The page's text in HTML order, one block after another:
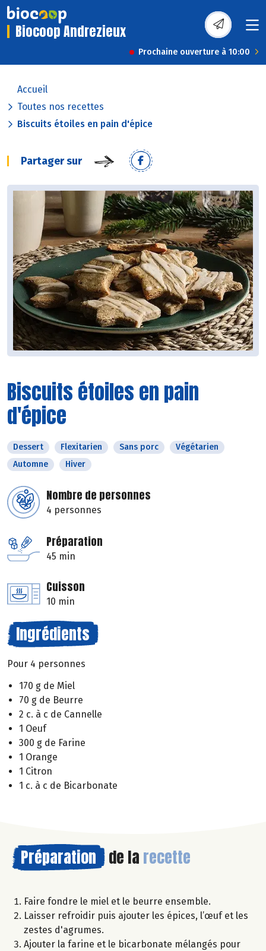
Biocoop Andrezieux
Prochaine ouverture à 10:00
Accueil
Toutes nos recettes
Biscuits étoiles en pain d'épice
Partager sur
Biscuits étoiles en pain
d'épice
Dessert Flexitarien Sans porc
Végétarien
Automne
Hiver
Nombre de personnes
4 personnes
Préparation
45 min
Cuisson
10 min
Ingrédients
Pour 4 personnes
170 g de Miel
70 g de Beurre
2 c. à c de Cannelle
1 Oeuf
300 g de Farine
1 Orange
1 Citron
1 c. à c de Bicarbonate
Préparation de la recette
Faire fondre le miel et le beurre ensemble.
Laisser refroidir puis ajouter les épices, l’œuf et les
zestes d'agrumes.
Ajouter la farine et le bicarbonate mélangés pour